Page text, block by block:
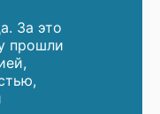
За это
прошли